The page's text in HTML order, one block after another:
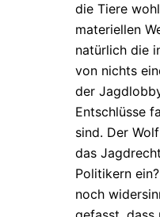
die Tiere
materiellen
natürlich die
von nichts
der
Entschlüsse
sind. Der
das
Politikern
noch